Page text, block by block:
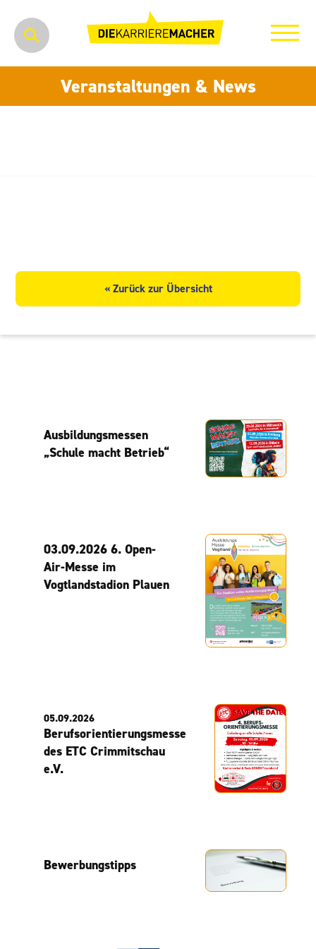
Veranstaltungen & News
« Zurück zur Übersicht
Ausbildungsmessen
„Schule macht Betrieb“
03.09.2026 6. Open-
Air-Messe im
Vogtlandstadion Plauen
05.09.2026
Berufsorientierungsmesse
des ETC Crimmitschau
e.V.
Bewerbungstipps